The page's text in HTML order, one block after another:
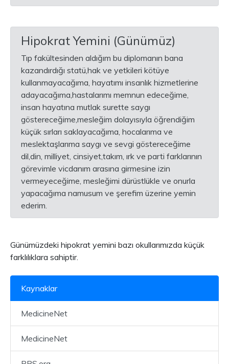
Hipokrat Yemini (Günümüz)
Tıp fakültesinden aldığım bu diplomanın bana
kazandırdığı statü,hak ve yetkileri kötüye
kullanmayacağıma, hayatımı insanlık hizmetlerine
adayacağıma,hastalarımı memnun edeceğime,
insan hayatına mutlak surette saygı
göstereceğime,mesleğim dolayısıyla öğrendiğim
küçük sırları saklayacağıma, hocalarıma ve
meslektaşlarıma saygı ve sevgi göstereceğime
dil,din, milliyet, cinsiyet,takım, ırk ve parti farklarının
görevimle vicdanım arasına girmesine izin
vermeyeceğime, mesleğimi dürüstlükle ve onurla
yapacağıma namusum ve şerefim üzerine yemin
ederim.
Günümüzdeki hipokrat yemini bazı okullarımızda küçük
farklılıklara sahiptir.
Kaynaklar
MedicineNet
MedicineNet